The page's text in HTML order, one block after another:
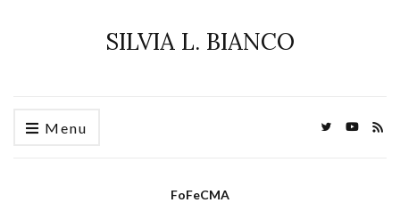
SILVIA L. BIANCO
Menu
FoFeCMA